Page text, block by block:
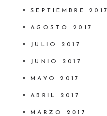
SEPTIEMBRE 2017
AGOSTO 2017
JULIO 2017
JUNIO 2017
MAYO 2017
ABRIL 2017
MARZO 2017